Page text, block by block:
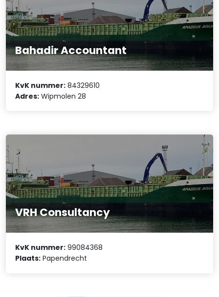
Bahadir Accountant
KvK nummer: 84329610
Adres: Wipmolen 28
VRH Consultancy
KvK nummer: 99084368
Plaats: Papendrecht